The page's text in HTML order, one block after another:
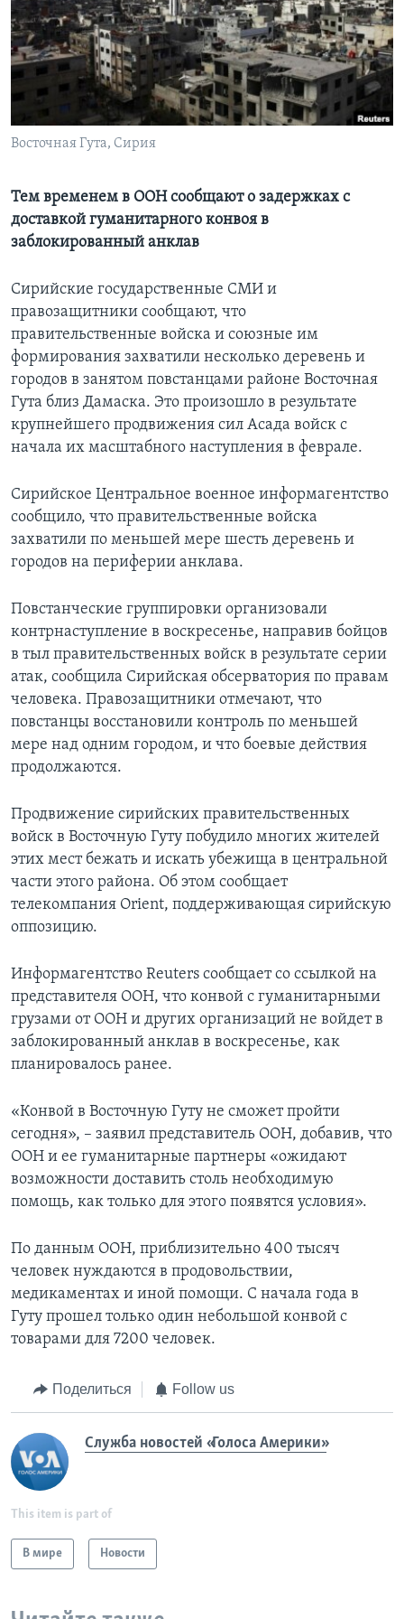
Learning English
СОЦИАЛЬНЫЕ СЕТИ
Восточная Гута, Сирия
Тем временем в ООН сообщают о задержках с
доставкой гуманитарного конвоя в
заблокированный анклав
Сирийские государственные СМИ и
правозащитники сообщают, что
правительственные войска и союзные им
формирования захватили несколько деревень и
городов в занятом повстанцами районе Восточная
Гута близ Дамаска. Это произошло в результате
крупнейшего продвижения сил Асада войск с
начала их масштабного наступления в феврале.
Сирийское Центральное военное информагентство
сообщило, что правительственные войска
захватили по меньшей мере шесть деревень и
городов на периферии анклава.
Повстанческие группировки организовали
контрнаступление в воскресенье, направив бойцов
в тыл правительственных войск в результате серии
атак, сообщила Сирийская обсерватория по правам
человека. Правозащитники отмечают, что
повстанцы восстановили контроль по меньшей
мере над одним городом, и что боевые действия
продолжаются.
Продвижение сирийских правительственных
войск в Восточную Гуту побудило многих жителей
этих мест бежать и искать убежища в центральной
части этого района. Об этом сообщает
телекомпания Orient, поддерживающая сирийскую
оппозицию.
Информагентство Reuters сообщает со ссылкой на
представителя ООН, что конвой с гуманитарными
грузами от ООН и других организаций не войдет в
заблокированный анклав в воскресенье, как
планировалось ранее.
«Конвой в Восточную Гуту не сможет пройти
сегодня», – заявил представитель ООН, добавив, что
ООН и ее гуманитарные партнеры «ожидают
возможности доставить столь необходимую
помощь, как только для этого появятся условия».
По данным ООН, приблизительно 400 тысяч
человек нуждаются в продовольствии,
медикаментах и иной помощи. С начала года в
Гуту прошел только один небольшой конвой с
товарами для 7200 человек.
Поделиться Follow us
Служба новостей «Голоса Америки»
This item is part of
В мире Новости